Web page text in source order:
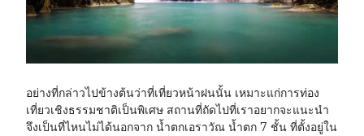
อย่างที่กล่าวไปข้างต้นว่าที่เที่ยวหน้าฝนนั้น เหมาะแก่การท่อง
เที่ยวเชิงธรรมชาติเป็นพิเศษ สถานที่ถัดไปที่เราอยากจะแนะนำ
จึงเป็นที่ไหนไม่ได้นอกจาก น้ำตกเอราวัณ น้ำตก 7 ชั้น ที่ตั้งอยู่ใน